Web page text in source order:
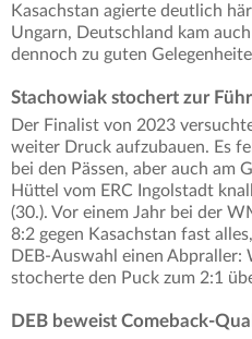
Kasachstan agierte deutlich
Ungarn, Deutschland kam
dennoch zu guten
Stachowiak stochert zur
Der Finalist von 2023
weiter Druck aufzubauen. Es
bei den Pässen, aber auch am
Hüttel vom ERC Ingolstadt
(30.). Vor einem Jahr bei der
8:2 gegen Kasachstan fast
DEB-Auswahl einen Abpraller:
stocherte den Puck zum 2:1
DEB beweist Comeback-